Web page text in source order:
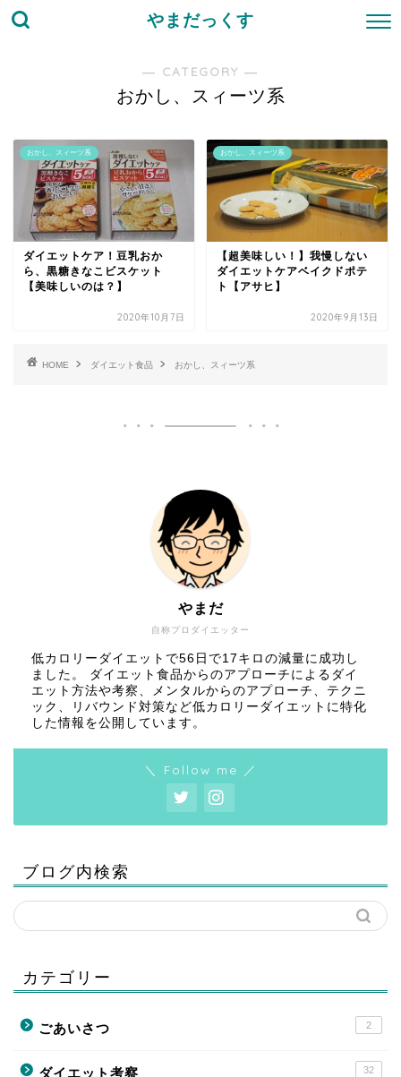
やまだっくす
― CATEGORY ―
おかし、スィーツ系
おかし、スィーツ系
ダイエットケア！豆乳おか
ら、黒糖きなこビスケット
【美味しいのは？】
2020年10月7日
おかし、スィーツ系
【超美味しい！】我慢しない
ダイエットケアベイクドポテ
ト【アサヒ】
2020年9月13日
HOME ダイエット食品 おかし、スィーツ系
自称プロダイエッター
やまだ
低カロリーダイエットで56日で17キロの減量に成功し
ました。 ダイエット食品からのアプローチによるダイ
エット方法や考察、メンタルからのアプローチ、テクニ
ック、リバウンド対策など低カロリーダイエットに特化
した情報を公開しています。
＼ Follow me ／
ブログ内検索
カテゴリー
ごあいさつ 2
ダイエット考察 32